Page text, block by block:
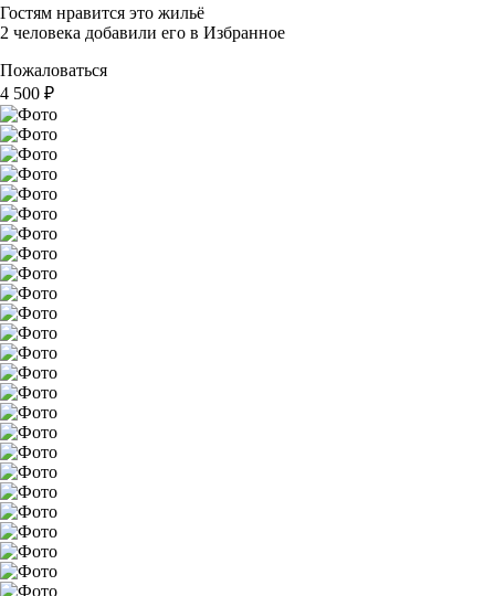
Гостям нравится это жильё
2 человека добавили его в Избранное
Пожаловаться
4 500 ₽